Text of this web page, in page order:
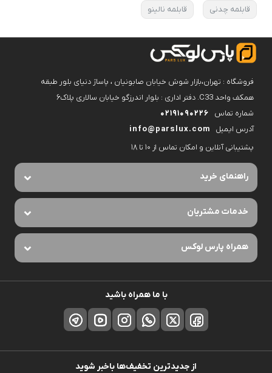
قابلمه چدنی قابلمه نالینو
فروشگاه : تهران،بازار شوش خیابان صابونیان ، پاساژ دنیای بلور طبقه
همکف واحد C33. دفتر اداری : بلوار اندرزگو خیابان سالاری پلاک۶
شماره تماس
02191090226
آدرس ایمیل
info@parslux.com
پشتیبانی آنلاین و امکان تماس از ۱۰ تا ۱۸
راهنمای خرید
خدمات مشتریان
همراه پارس لوکس
با ما همراه باشید
از جدیدترین تخفیف‌ها باخبر شوید